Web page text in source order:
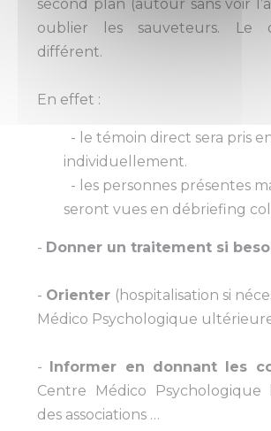
second plan (autour sans voir
oublier les sauveteurs. Le
différent.
En effet :
- le témoin direct sera pris
individuellement.
- les personnes présentes
seront vues en débriefing
- Donner un traitement si
- Orienter (hospitalisation si
Médico Psychologique
- Informer en donnant les
Centre Médico
des associations …